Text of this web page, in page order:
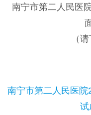
南宁市第二人民医
（
南宁市第二人民医
试